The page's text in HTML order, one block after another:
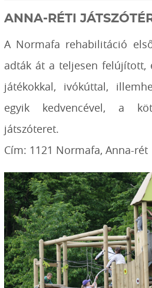
ANNA-RÉTI
A Normafa rehabilitáció
adták át a teljesen felújított,
játékokkal, ivókúttal,
egyik kedvencével, a
játszóteret.
Cím: 1121 Normafa, Anna-rét